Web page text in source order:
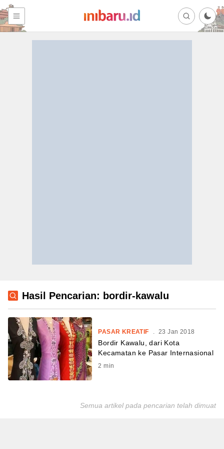
Hasil Pencarian: bordir-kawalu
PASAR KREATIF . 23 Jan 2018
Bordir Kawalu, dari Kota
Kecamatan ke Pasar Internasional
2 min
Semua artikel pada pencarian telah dimuat